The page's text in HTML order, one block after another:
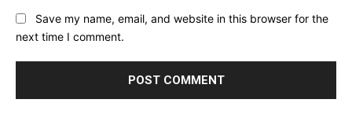
Save my name, email, and website in this browser for the
next time I comment.